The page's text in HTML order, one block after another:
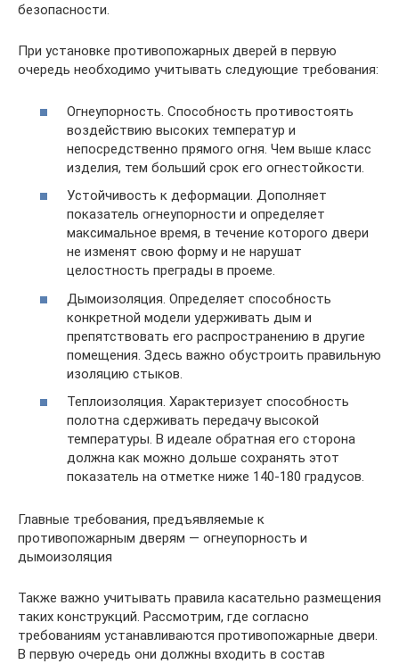
безопасности.
При установке противопожарных дверей в первую
очередь необходимо учитывать следующие требования:
Огнеупорность. Способность противостоять
воздействию высоких температур и
непосредственно прямого огня. Чем выше класс
изделия, тем больший срок его огнестойкости.
Устойчивость к деформации. Дополняет
показатель огнеупорности и определяет
максимальное время, в течение которого двери
не изменят свою форму и не нарушат
целостность преграды в проеме.
Дымоизоляция. Определяет способность
конкретной модели удерживать дым и
препятствовать его распространению в другие
помещения. Здесь важно обустроить правильную
изоляцию стыков.
Теплоизоляция. Характеризует способность
полотна сдерживать передачу высокой
температуры. В идеале обратная его сторона
должна как можно дольше сохранять этот
показатель на отметке ниже 140-180 градусов.
Главные требования, предъявляемые к
противопожарным дверям — огнеупорность и
дымоизоляция
Также важно учитывать правила касательно размещения
таких конструкций. Рассмотрим, где согласно
требованиям устанавливаются противопожарные двери.
В первую очередь они должны входить в состав